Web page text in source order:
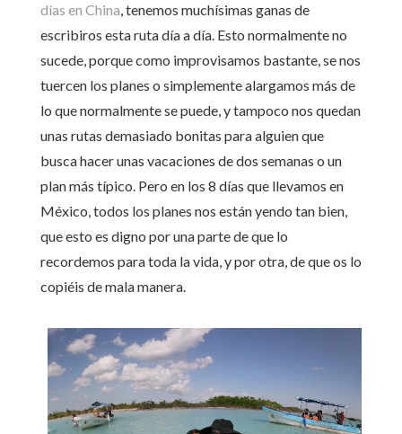
días en China, tenemos muchísimas ganas de
escribiros esta ruta día a día. Esto normalmente no
sucede, porque como improvisamos bastante, se nos
tuercen los planes o simplemente alargamos más de
lo que normalmente se puede, y tampoco nos quedan
unas rutas demasiado bonitas para alguien que
busca hacer unas vacaciones de dos semanas o un
plan más típico. Pero en los 8 días que llevamos en
México, todos los planes nos están yendo tan bien,
que esto es digno por una parte de que lo
recordemos para toda la vida, y por otra, de que os lo
copiéis de mala manera.